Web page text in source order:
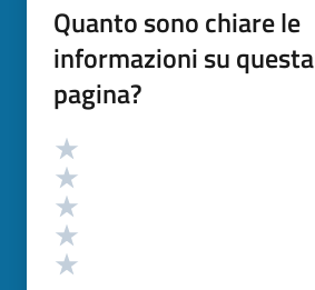
Quanto sono chiare le
informazioni su questa
pagina?
Valutazione